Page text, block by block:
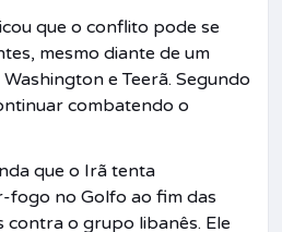
que o conflito pode se
mesmo diante de um
e Teerã. Segundo
combatendo o
que o Irã tenta
fogo no Golfo ao fim das
contra o grupo libanês. Ele